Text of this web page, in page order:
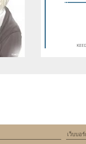
(this
a future
keedkean.com/
คูล("พรีเรี
on line
WTF ! เมื่อผมกลา
เว็บบอ